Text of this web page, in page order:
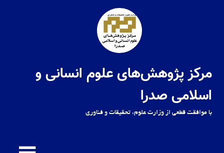
مرکز پژوهش‌های علوم انسانی و
اسلامی صدرا
با موافقت قطعی از وزارت علوم، تحقیقات و فناوری